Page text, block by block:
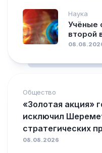
Наука
Учёные
второй
Общество
«Золотая акция»
исключил
стратегических
08.08.2026